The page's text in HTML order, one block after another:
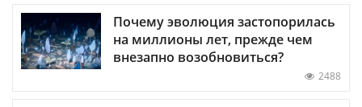
Почему эволюция застопорилась
на миллионы лет, прежде чем
внезапно возобновиться?
2488